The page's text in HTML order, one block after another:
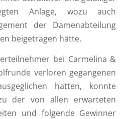
Anlage, wozu auch
der Damenabteilung
beigetragen hätte.
bei Carmelina &
verloren gegangenen
hatten, konnte
der von allen erwarteten
und folgende Gewinner